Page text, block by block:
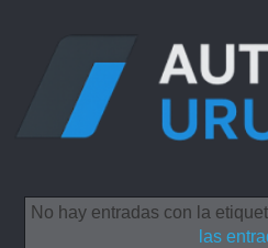
No hay entradas con la
las